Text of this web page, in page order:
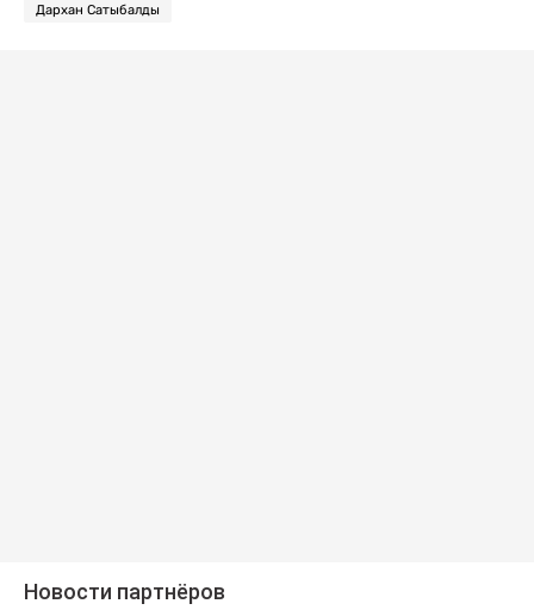
Дархан Сатыбалды